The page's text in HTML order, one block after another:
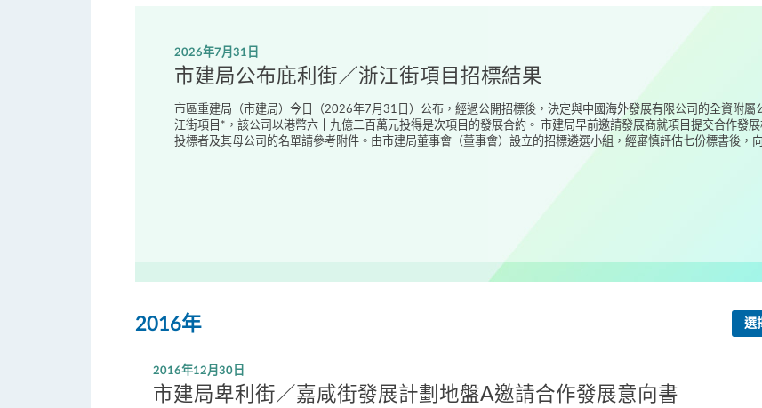
2026年7月31日
市建局公布庇利街／浙江街項目招標結果
市區重建局（市建局）今日（2026年7月31日）公布，經過公開招標後，決定與中國海外發展有限公司的全資附
江街項目*，該公司以港幣六十九億二百萬元投得是次項目的發展合約。 市建局早前邀請發展商就項目提交合作發
投標者及其母公司的名單請參考附件。由市建局董事會（董事會）設立的招標遴選小組，經審慎評估七份標書後，
2016年 選
2016年12月30日
市建局卑利街／嘉咸街發展計劃地盤A邀請合作發展意向書